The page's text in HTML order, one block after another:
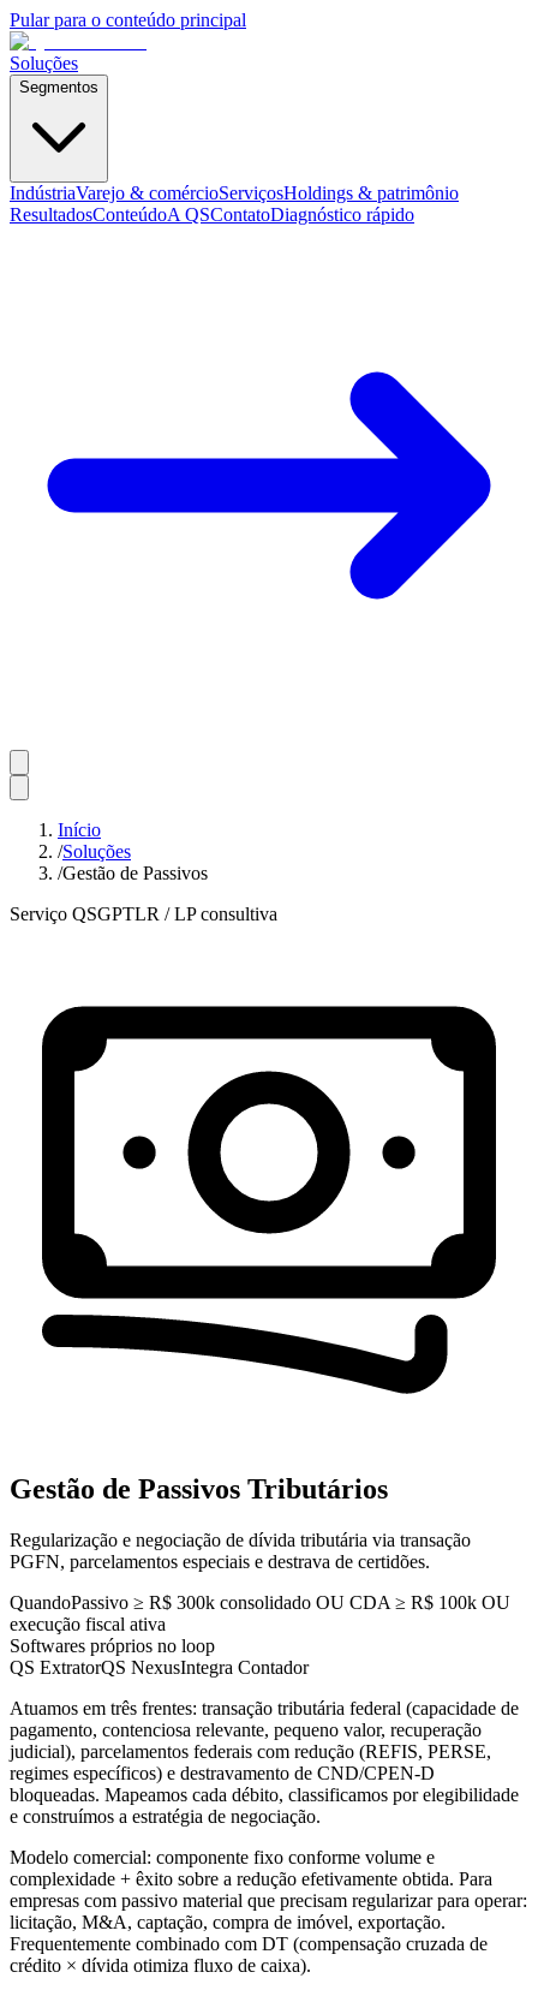
Pular para o conteúdo principal
Soluções
Segmentos
IndústriaVarejo & comércioServiçosHoldings & patrimônio
ResultadosConteúdoA QSContatoDiagnóstico rápido
Início
/Soluções
/Gestão de Passivos
Serviço QSGPTLR / LP consultiva
Gestão de Passivos Tributários
Regularização e negociação de dívida tributária via transação
PGFN, parcelamentos especiais e destrava de certidões.
QuandoPassivo ≥ R$ 300k consolidado OU CDA ≥ R$ 100k OU
execução fiscal ativa
Softwares próprios no loop
QS ExtratorQS NexusIntegra Contador
Atuamos em três frentes: transação tributária federal (capacidade de
pagamento, contenciosa relevante, pequeno valor, recuperação
judicial), parcelamentos federais com redução (REFIS, PERSE,
regimes específicos) e destravamento de CND/CPEN-D
bloqueadas. Mapeamos cada débito, classificamos por elegibilidade
e construímos a estratégia de negociação.
Modelo comercial: componente fixo conforme volume e
complexidade + êxito sobre a redução efetivamente obtida. Para
empresas com passivo material que precisam regularizar para operar:
licitação, M&A, captação, compra de imóvel, exportação.
Frequentemente combinado com DT (compensação cruzada de
crédito × dívida otimiza fluxo de caixa).